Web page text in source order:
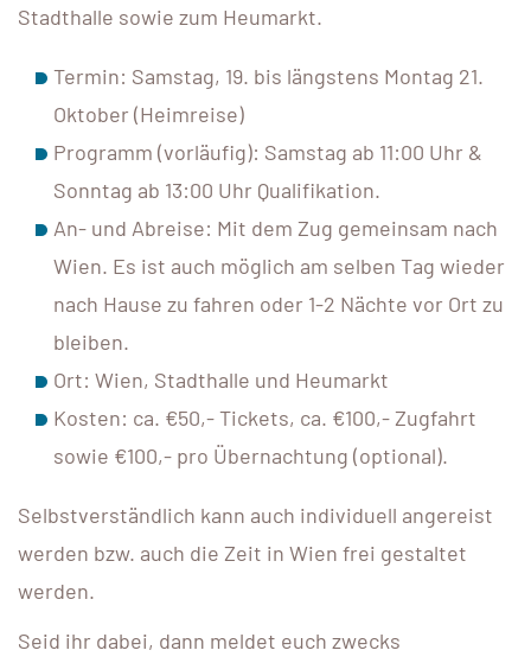
Stadthalle sowie zum Heumarkt.
Termin: Samstag, 19. bis längstens Montag 21.
Oktober (Heimreise)
Programm (vorläufig): Samstag ab 11:00 Uhr &
Sonntag ab 13:00 Uhr Qualifikation.
An- und Abreise: Mit dem Zug gemeinsam nach
Wien. Es ist auch möglich am selben Tag wieder
nach Hause zu fahren oder 1-2 Nächte vor Ort zu
bleiben.
Ort: Wien, Stadthalle und Heumarkt
Kosten: ca. €50,- Tickets, ca. €100,- Zugfahrt
sowie €100,- pro Übernachtung (optional).
Selbstverständlich kann auch individuell angereist
werden bzw. auch die Zeit in Wien frei gestaltet
werden.
Seid ihr dabei, dann meldet euch zwecks